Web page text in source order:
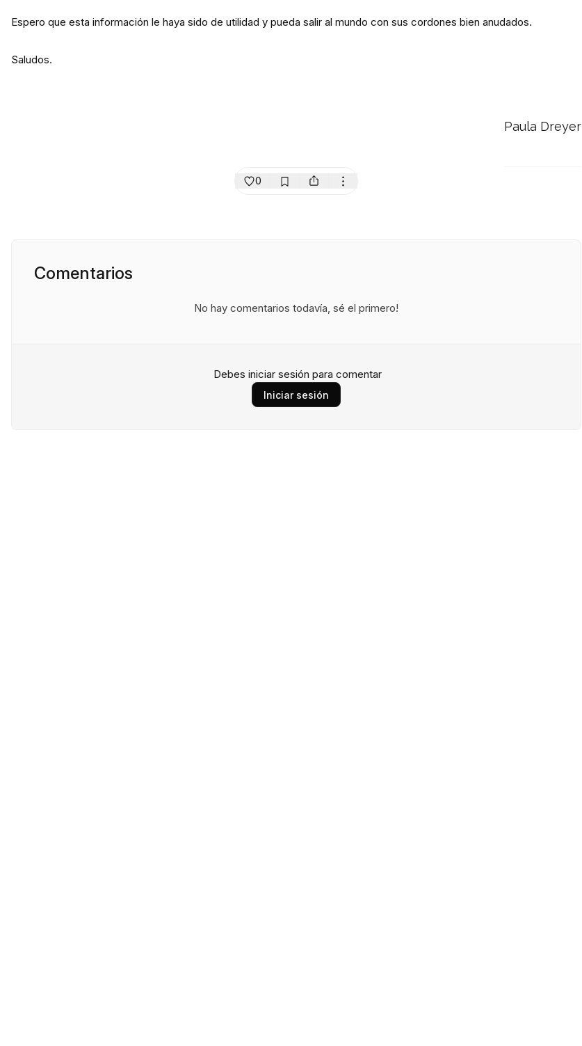
Espero que esta información le haya sido de utilidad y pueda salir al mundo con sus cordones bien anudados.
Saludos.
Paula Dreyer
0
Comentarios
No hay comentarios todavía, sé el primero!
Debes iniciar sesión para comentar
Iniciar sesión